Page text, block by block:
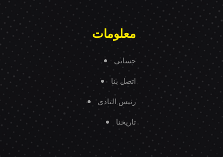
معلومات
حسابي
اتصل بنا
رئيس النادي
تاريخنا